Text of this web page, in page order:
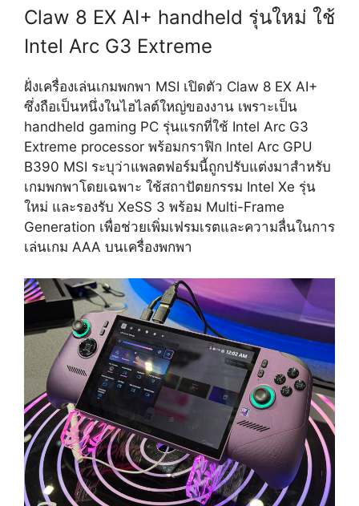
Claw 8 EX AI+ handheld รุ่นใหม่ ใช้
Intel Arc G3 Extreme
ฝั่งเครื่องเล่นเกมพกพา MSI เปิดตัว Claw 8 EX AI+
ซึ่งถือเป็นหนึ่งในไฮไลต์ใหญ่ของงาน เพราะเป็น
handheld gaming PC รุ่นแรกที่ใช้ Intel Arc G3
Extreme processor พร้อมกราฟิก Intel Arc GPU
B390 MSI ระบุว่าแพลตฟอร์มนี้ถูกปรับแต่งมาสำหรับ
เกมพกพาโดยเฉพาะ ใช้สถาปัตยกรรม Intel Xe รุ่น
ใหม่ และรองรับ XeSS 3 พร้อม Multi-Frame
Generation เพื่อช่วยเพิ่มเฟรมเรตและความลื่นในการ
เล่นเกม AAA บนเครื่องพกพา